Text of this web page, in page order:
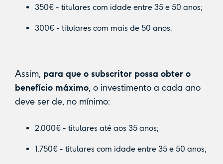
350€ - titulares com idade entre 35 e 50 anos;
300€ - titulares com mais de 50 anos.
Assim, para que o subscritor possa obter o
benefício máximo, o investimento a cada ano
deve ser de, no mínimo:
2.000€ - titulares até aos 35 anos;
1.750€ - titulares com idade entre 35 e 50 anos;